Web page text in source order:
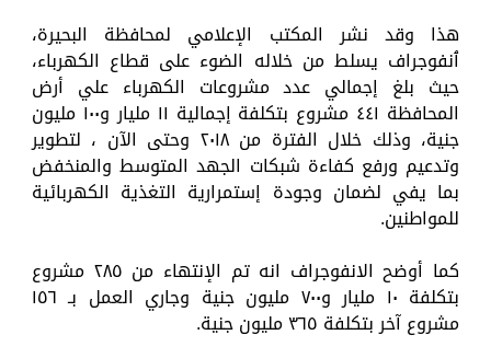
هذا وقد نشر المكتب الإعلامي لمحافظة البحيرة،
ٱنفوجراف يسلط من خلاله الضوء على قطاع الكهرباء،
حيث بلغ إجمالي عدد مشروعات الكهرباء علي أرض
المحافظة ٤٤١ مشروع بتكلفة إجمالية ١١ مليار و١٠٠ مليون
جنية، وذلك خلال الفترة من ٢٠١٨ وحتى الآن ، لتطوير
وتدعيم ورفع كفاءة شبكات الجهد المتوسط والمنخفض
بما يفي لضمان وجودة إستمرارية التغذية الكهربائية
للمواطنين.
كما أوضح الانفوجراف انه تم الإنتهاء من ٢٨٥ مشروع
بتكلفة ١٠ مليار و٧٠٠ مليون جنية وجاري العمل بـ ١٥٦
مشروع آخر بتكلفة ٣٦٥ مليون جنية.